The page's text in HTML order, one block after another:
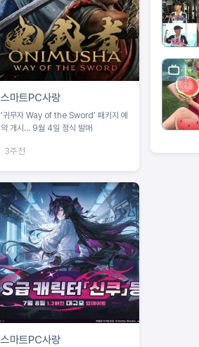
스마트PC사랑
‘귀무자 Way of the Sword’ 패키지 예
약 개시… 9월 4일 정식 발매
3주전
스마트PC사랑